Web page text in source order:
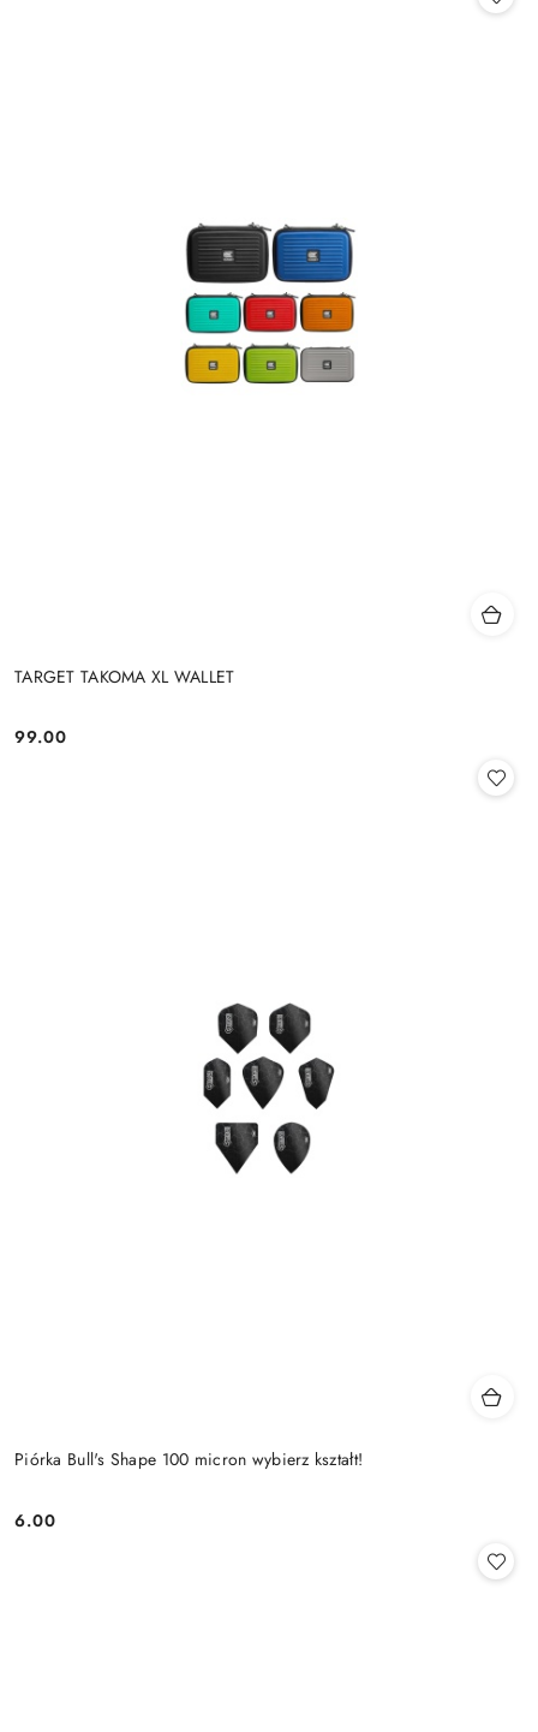
TARGET TAKOMA XL WALLET
Cena:
99.00
Piórka Bull's Shape 100 micron wybierz kształt!
Cena:
6.00